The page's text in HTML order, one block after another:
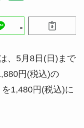
、5月8日(日)まで
円(税込)の
1,480円(税込)に